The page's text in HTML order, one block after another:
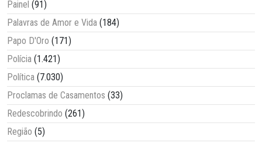
Painel (91)
Palavras de Amor e Vida (184)
Papo D'Oro (171)
Polícia (1.421)
Política (7.030)
Proclamas de Casamentos (33)
Redescobrindo (261)
Região (5)